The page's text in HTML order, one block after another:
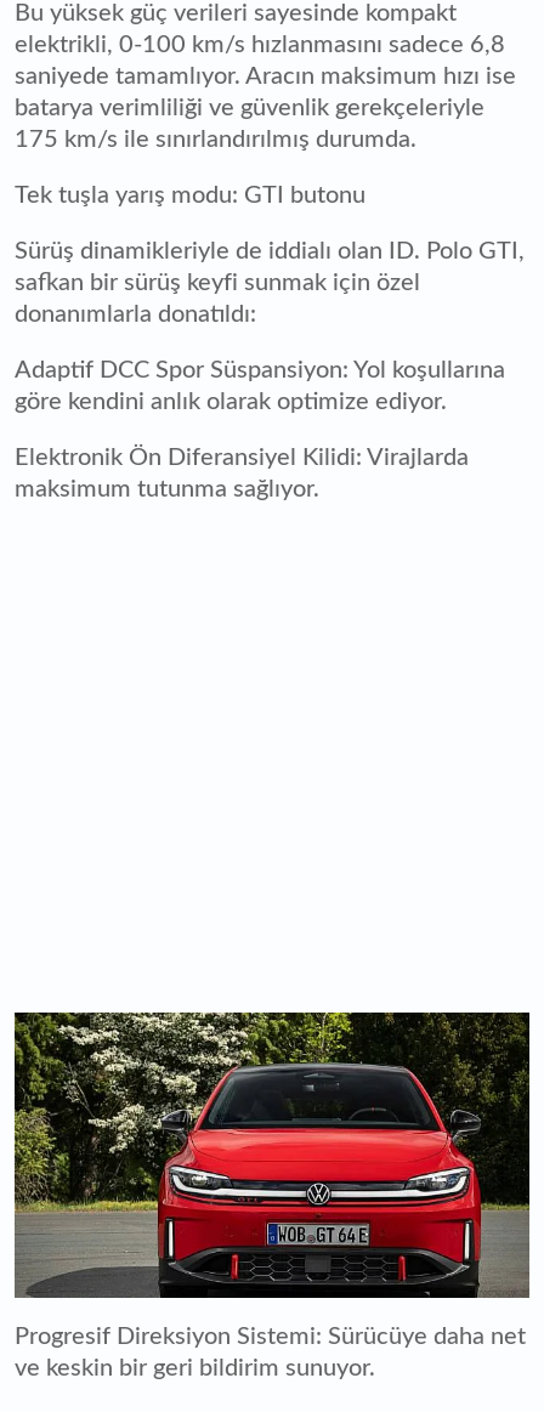
Bu yüksek güç verileri sayesinde kompakt
elektrikli, 0-100 km/s hızlanmasını sadece 6,8
saniyede tamamlıyor. Aracın maksimum hızı ise
batarya verimliliği ve güvenlik gerekçeleriyle
175 km/s ile sınırlandırılmış durumda.
Tek tuşla yarış modu: GTI butonu
Sürüş dinamikleriyle de iddialı olan ID. Polo GTI,
safkan bir sürüş keyfi sunmak için özel
donanımlarla donatıldı:
Adaptif DCC Spor Süspansiyon: Yol koşullarına
göre kendini anlık olarak optimize ediyor.
Elektronik Ön Diferansiyel Kilidi: Virajlarda
maksimum tutunma sağlıyor.
Progresif Direksiyon Sistemi: Sürücüye daha net
ve keskin bir geri bildirim sunuyor.